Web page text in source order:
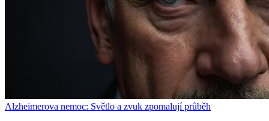
Alzheimerova nemoc: Světlo a zvuk zpomalují průběh